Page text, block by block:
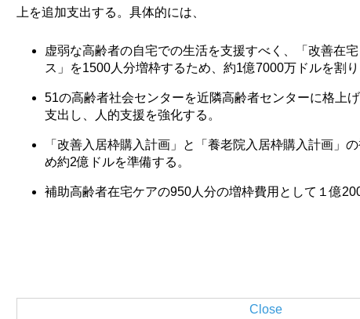
上を追加支出する。具体的には、
虚弱な高齢者の自宅での生活を支援すべく、「改善在
ス」を1500人分増枠するため、約1億7000万ドルを割り
51の高齢者社会センターを近隣高齢者センターに格上
支出し、人的支援を強化する。
「改善入居枠購入計画」と「養老院入居枠購入計画」
め約2億ドルを準備する。
補助高齢者在宅ケアの950人分の増枠費用として１億
Close